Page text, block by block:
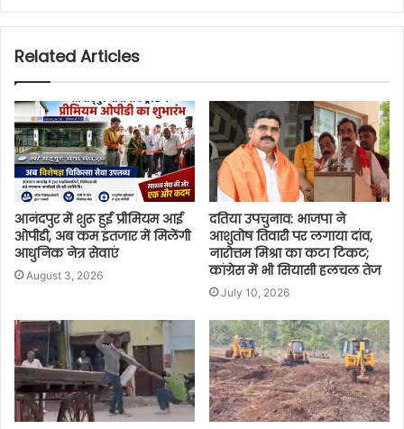
Related Articles
आनंदपुर में शुरू हुई प्रीमियम आई
ओपीडी, अब कम इंतजार में मिलेंगी
आधुनिक नेत्र सेवाएं
August 3, 2026
दतिया उपचुनाव: भाजपा ने
आशुतोष तिवारी पर लगाया दांव,
नारोत्तम मिश्रा का कटा टिकट;
कांग्रेस में भी सियासी हलचल तेज
July 10, 2026